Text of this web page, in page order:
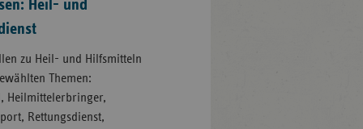
Heil- und
zu Heil- und Hilfsmitteln
Themen:
Heilmittelerbringer,
Rettungsdienst,